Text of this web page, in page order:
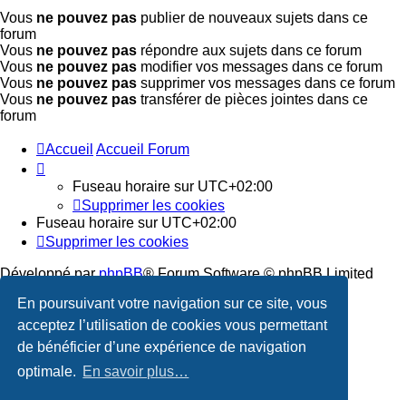
En poursuivant votre navigation sur ce site, vous
acceptez l’utilisation de cookies vous permettant
de bénéficier d’une expérience de navigation
optimale. En savoir plus…
Vous ne pouvez pas publier de nouveaux sujets dans ce
forum
Vous ne pouvez pas répondre aux sujets dans ce forum
Vous ne pouvez pas modifier vos messages dans ce forum
Vous ne pouvez pas supprimer vos messages dans ce forum
Vous ne pouvez pas transférer de pièces jointes dans ce
forum
Accueil Accueil Forum
Fuseau horaire sur UTC+02:00
Supprimer les cookies
Fuseau horaire sur UTC+02:00
Supprimer les cookies
Développé parphpBB® Forum Software © phpBB Limited
Traduction française officielle©Qiaeru
Confidentialité |Conditions